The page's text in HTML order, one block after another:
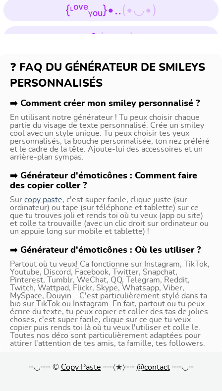
•◡•⧽
⌊ •◡•⌋
❪•◡•❫
❮•◡•❯
❰•◡•❱
⧙•◡•⧘
༼•◡•༽
⟅•◡•⟆
ᶘ•◡•­­­­­ᶅ
ᖗ•◡•ᖘ
ʕ•◡•ʔ
(•ิ◡•ั)
☉̃
(͠◉◡◉͠)
(͠•◡•͠)
(́•◡̀•)
(́•◡́•)
(̂•◡•̂)
( ❛ั◡❛ั)
(❛◡❛)
(*◡*)
(
٭◡٭
)
(•̺•)
(••)
(•̪•)
(•‸•)
(•▾•)
(••)
(•̭•)
(••)
(•̬•)
(•⌵•)
(•v•)
▽•)
「(•◡•)
˙˚ʚ(•◡•)ɞ˚˙
◦°˚ヽ(•◡•)ノ˚°◦
〈 (•◡•)ノ･:*☆
(•◡•)⭜
(•◡•)
(•◡•)੭⁾⁾
❀ܓ‎(•◡•)
ۜ\(•◡•)/ۜ
ヽ(•◡•)ﾉ*҉
↖
(•◡•)
{ᶫᵒᵛᵉᵧₒᵤ}•..(•◡•)
✿ (•◡•)
(•◡•)✿
(•◡•✿)
༄༅༄༅(•◡•)༄༅༄༅
♬♩♪♩(•◡•)♩♪♩♬
ヽ｀、ヽ｀(•◡•)ヽ｀ヽ｀、｀
•. ｡˚(•◡•)˚ · • . ° .
⋆｡ﾟ☁︎｡⋆｡ ﾟ☾ ﾟ｡⋆(•◡•)⋆｡ﾟ☁︎｡⋆｡ ﾟ
* ੈ✩‧₊˚*˚(•◡•)˚* ੈ✩‧₊
჻ ༘჻ღཾཿ༉(•◡•)༘჻ღཾཿ༉჻
-; ༉‧₊˚✧˳(•◡•)༘჻༉჻
*₊˚✧˳(•◡•)*¨*•.¸¸ପଓ
FAQ DU GÉNÉRATEUR DE SMILEYS
PERSONNALISÉS
Comment créer mon smiley personnalisé ?
En utilisant notre générateur ! Tu peux choisir chaque
partie du visage de texte personnalisé. Crée un smiley
cool avec un style unique. Tu peux choisir tes yeux
personnalisés, ta bouche personnalisée, ton nez préféré
et le cadre de la tête. Ajoute-lui des accessoires et un
arrière-plan sympas.
Générateur d'émoticônes : Comment faire
des copier coller ?
Sur copy paste, c'est super facile, clique juste (sur
ordinateur) ou tape (sur téléphone et tablette) sur ce
que tu trouves joli et rends toi où tu veux (app ou site)
et colle ta trouvaille (avec un clic droit sur ordinateur ou
un appuie long sur mobile et tablette) !
Générateur d'émoticônes : Où les utiliser ?
Partout où tu veux! Ca fonctionne sur Instagram, TikTok,
Youtube, Discord, Facebook, Twitter, Snapchat,
Pinterest, Tumblr, WeChat, QQ, Telegram, Reddit,
Twitch, Wattpad, Flickr, Skype, Whatsapp, Viber,
MySpace, Douyin... C'est particulièrement stylé dans ta
bio sur TikTok ou Instagram. En fait, partout ou tu peux
écrire du texte, tu peux copier et coller des tas de jolies
choses, c'est super facile, clique sur ce que tu veux
copier puis rends toi là où tu veux l'utiliser et colle le.
Toutes nos déco sont particulièrement adaptées pour
attirer l'attention de tes amis, ta famille, tes followers.
┄◡┄┄ © Copy Paste ┄┄〈★〉┄┄ @contact┄┄◡┄